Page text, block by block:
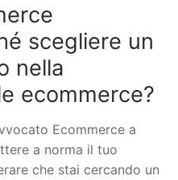
scegliere un
nella
ecommerce?
Ecommerce a
a norma il tuo
che stai cercando un